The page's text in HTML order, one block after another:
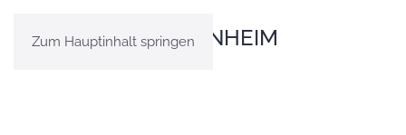
Zum Hauptinhalt springen